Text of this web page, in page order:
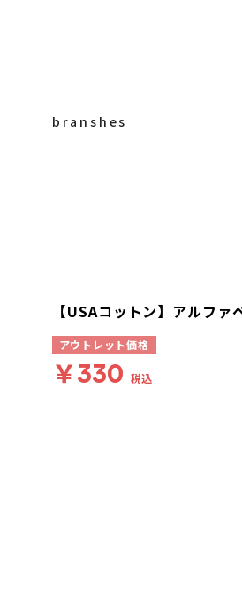
branshes
【USAコットン】アルフ
アウトレット価格
￥330 税込